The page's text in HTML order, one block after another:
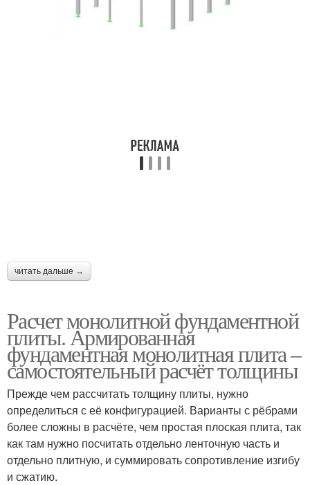
читать дальше →
Расчет монолитной фундаментной
плиты. Армированная
фундаментная монолитная плита –
самостоятельный расчёт толщины
Прежде чем рассчитать толщину плиты, нужно
определиться с её конфигурацией. Варианты с рёбрами
более сложны в расчёте, чем простая плоская плита, так
как там нужно посчитать отдельно ленточную часть и
отдельно плитную, и суммировать сопротивление изгибу
и сжатию.